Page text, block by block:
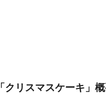
「クリスマスケーキ」